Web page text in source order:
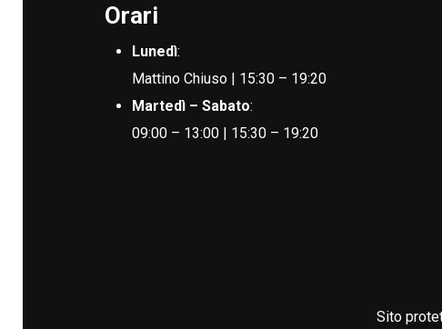
Orari
Lunedì:
Mattino Chiuso | 15:30 – 19:20
Martedì – Sabato:
09:00 – 13:00 | 15:30 – 19:20
Sito